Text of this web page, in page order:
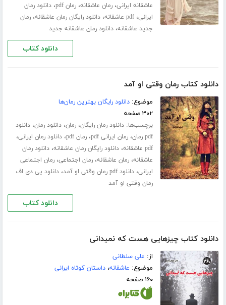
عاشقانه ایرانی،رمان عاشقانه،رمان pdf ،دانلود رمان
ایرانی،pdf عاشقانه ،دانلود رایگان رمان عاشقانه،رمان
جدید عاشقانه،دانلود رمان عاشقانه جدید
دانلود کتاب
دانلود کتاب رمان وقتی او آمد
موضوع:دانلود رایگان بهترین رمان‌ها
۳۰۲ صفحه
برچسب‌ها:دانلود رمان رایگان،رمان،دانلود رمان،دانلود
pdf رمان
،رمان ایرانی pdf ،رمان pdf ،دانلود رمان ایرانی،
pdf عاشقانه ،دانلود رایگان رمان عاشقانه،دانلود رمان
عاشقانه،رمان عاشقانه،رمان اجتماعی،رمان اجتماعی
ایرانی،دانلود pdf رمان وقتی او آمد ،دانلود پی دی اف
رمان وقتی او آمد
دانلود کتاب
دانلود کتاب چیزهایی هست که نمیدانی
از: علی سلطانی
موضوع: عاشقانه،داستان کوتاه ایرانی
۱۶۰ صفحه